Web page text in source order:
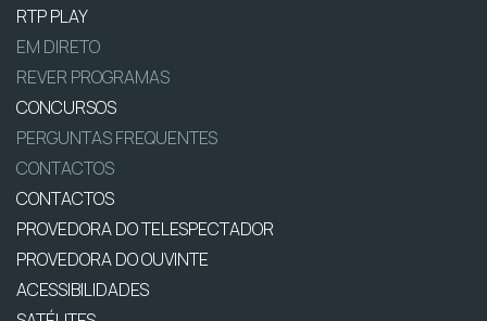
RTP PLAY
EM DIRETO
REVER PROGRAMAS
CONCURSOS
PERGUNTAS FREQUENTES
CONTACTOS
CONTACTOS
PROVEDORA DO TELESPECTADOR
PROVEDORA DO OUVINTE
ACESSIBILIDADES